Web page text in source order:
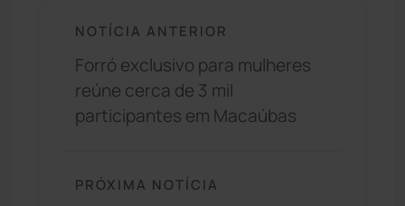
NOTÍCIA ANTERIOR
Forró exclusivo para mulheres
reúne cerca de 3 mil
participantes em Macaúbas
PRÓXIMA NOTÍCIA